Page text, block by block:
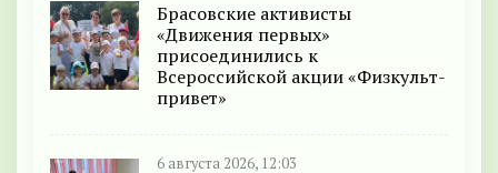
Брасовские активисты
«Движения первых»
присоединились к
Всероссийской акции «Физкульт-
привет»
6 августа 2026, 12:03